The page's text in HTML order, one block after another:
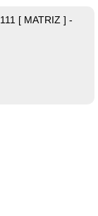
[ MATRIZ ] -